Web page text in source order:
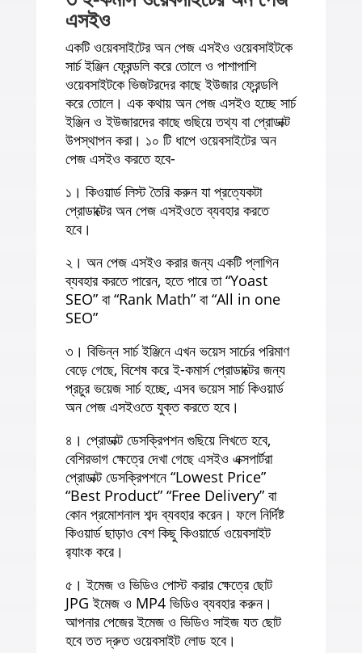
এসইও
একটি ওয়েবসাইটের অন পেজ এসইও ওয়েবসাইটকে
সার্চ ইঞ্জিন ফ্রেন্ডলি করে তোলে ও পাশাপাশি
ওয়েবসাইটকে ভিজটরদের কাছে ইউজার ফ্রেন্ডলি
করে তোলে। এক কথায় অন পেজ এসইও হচ্ছে সার্চ
ইঞ্জিন ও ইউজারদের কাছে গুছিয়ে তথ্য বা প্রোডাক্ট
উপস্থাপন করা। ১০ টি ধাপে ওয়েবসাইটের অন
পেজ এসইও করতে হবে-
১। কিওয়ার্ড লিস্ট তৈরি করুন যা প্রত্যেকটা
প্রোডাক্টের অন পেজ এসইওতে ব্যবহার করতে
হবে।
২। অন পেজ এসইও করার জন্য একটি প্লাগিন
ব্যবহার করতে পারেন, হতে পারে তা “Yoast
SEO” বা “Rank Math” বা “All in one
SEO”
৩। বিভিন্ন সার্চ ইঞ্জিনে এখন ভয়েস সার্চের পরিমাণ
বেড়ে গেছে, বিশেষ করে ই-কমার্স প্রোডাক্টের জন্য
প্রচুর ভয়েজ সার্চ হচ্ছে, এসব ভয়েস সার্চ কিওয়ার্ড
অন পেজ এসইওতে যুক্ত করতে হবে।
৪। প্রোডাক্ট ডেসক্রিপশন গুছিয়ে লিখতে হবে,
বেশিরভাগ ক্ষেত্রে দেখা গেছে এসইও এক্সপার্টরা
প্রোডাক্ট ডেসক্রিপশনে “Lowest Price”
“Best Product” “Free Delivery” বা
কোন প্রমোশনাল শব্দ ব্যবহার করেন। ফলে নির্দিষ্ট
কিওয়ার্ড ছাড়াও বেশ কিছু কিওয়ার্ডে ওয়েবসাইট
র‍্যাংক করে।
৫। ইমেজ ও ভিডিও পোস্ট করার ক্ষেত্রে ছোট
JPG ইমেজ ও MP4 ভিডিও ব্যবহার করুন।
আপনার পেজের ইমেজ ও ভিডিও সাইজ যত ছোট
হবে তত দ্রুত ওয়েবসাইট লোড হবে।